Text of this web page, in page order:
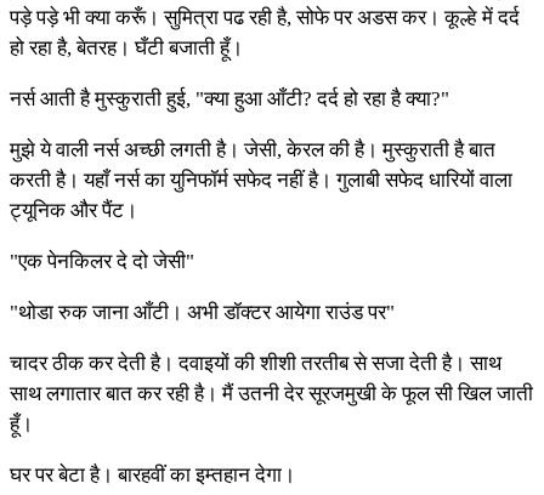
पड़े पड़े भी क्या करूँ। सुमित्रा पढ रही है, सोफे पर अडस कर। कूल्हे में दर्द
हो रहा है, बेतरह। घँटी बजाती हूँ।
नर्स आती है मुस्कुराती हुई, "क्या हुआ आँटी? दर्द हो रहा है क्या?"
मुझे ये वाली नर्स अच्छी लगती है। जेसी, केरल की है। मुस्कुराती है बात
करती है। यहाँ नर्स का युनिफॉर्म सफेद नहीं है। गुलाबी सफेद धारियों वाला
ट्यूनिक और पैंट।
"एक पेनकिलर दे दो जेसी"
"थोडा रुक जाना आँटी। अभी डॉक्टर आयेगा राउंड पर"
चादर ठीक कर देती है। दवाइयों की शीशी तरतीब से सजा देती है। साथ
साथ लगातार बात कर रही है। मैं उतनी देर सूरजमुखी के फूल सी खिल जाती
हूँ।
घर पर बेटा है। बारहवीं का इम्तहान देगा।